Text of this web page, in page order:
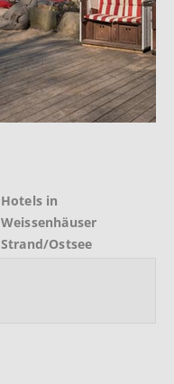
Hotels in
Weissenhäuser
Strand/Ostsee